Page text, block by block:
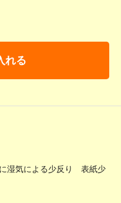
れる
気による少反り 表紙少